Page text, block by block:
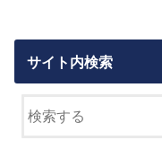
サイト内検索